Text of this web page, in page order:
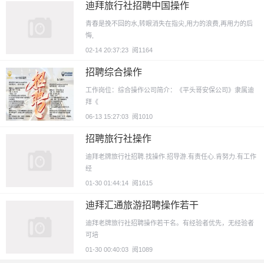
迪拜旅行社招聘中国操作
青春是挽不回的水,转眼消失在指尖,用力的浪费,再用力的后
悔,
02-14 20:37:23 阅1164
招聘综合操作
工作岗位：综合操作公司简介：《平头哥安保公司》隶属迪
拜《
06-13 15:27:03 阅1010
招聘旅行社操作
迪拜老牌旅行社招聘.找操作.招导游.有责任心.肯努力.有工作
经
01-30 01:44:14 阅1615
迪拜汇通旅游招聘操作若干
迪拜老牌旅行社招聘操作若干名。有经验者优先，无经验者
可培
01-30 00:40:03 阅1089